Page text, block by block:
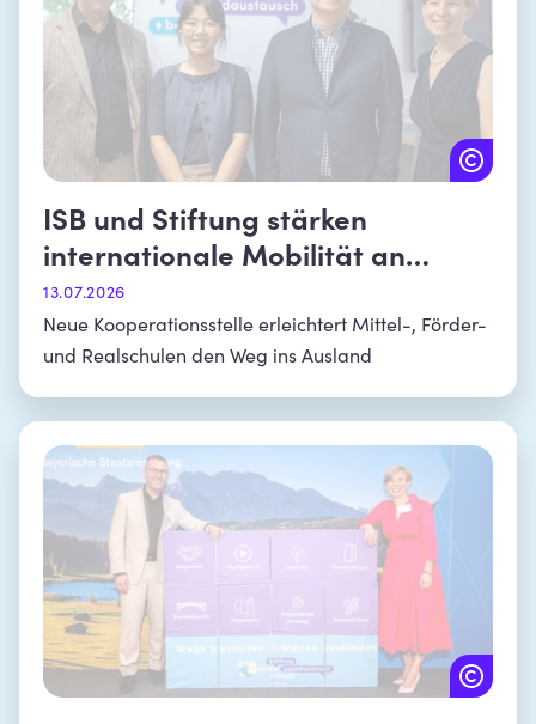
ISB und Stiftung stärken
internationale Mobilität an
bayerischen Schulen
13.07.2026
Neue Kooperationsstelle erleichtert Mittel-, Förder-
und Realschulen den Weg ins Ausland